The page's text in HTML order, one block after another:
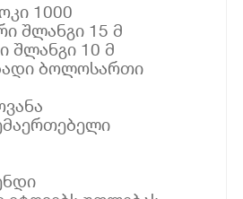
1000
შლანგი 15 მ
შლანგი 10 მ
ბოლოსართი